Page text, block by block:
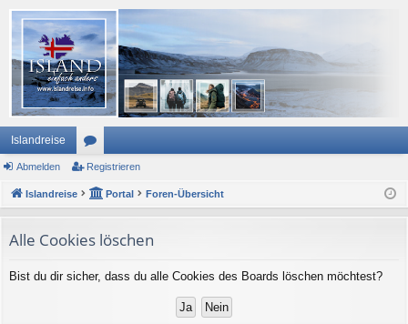
Islandreise
or
en
Abmelden Registrieren
Islandreise Portal Foren-Übersicht
Alle Cookies löschen
Bist du dir sicher, dass du alle Cookies des Boards löschen möchtest?